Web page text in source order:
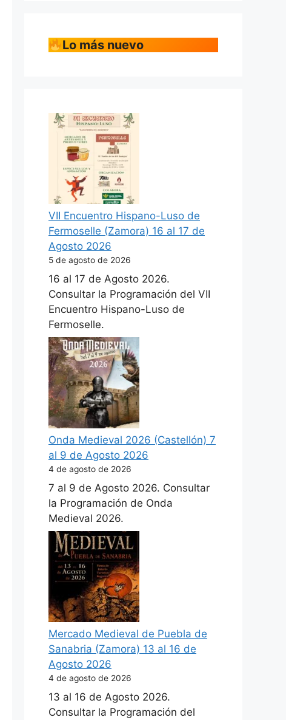
Lo más nuevo
VII Encuentro Hispano-Luso de
Fermoselle (Zamora) 16 al 17 de
Agosto 2026
5 de agosto de 2026
16 al 17 de Agosto 2026.
Consultar la Programación del VII
Encuentro Hispano-Luso de
Fermoselle.
Onda Medieval 2026 (Castellón) 7
al 9 de Agosto 2026
4 de agosto de 2026
7 al 9 de Agosto 2026. Consultar
la Programación de Onda
Medieval 2026.
Mercado Medieval de Puebla de
Sanabria (Zamora) 13 al 16 de
Agosto 2026
4 de agosto de 2026
13 al 16 de Agosto 2026.
Consultar la Programación del